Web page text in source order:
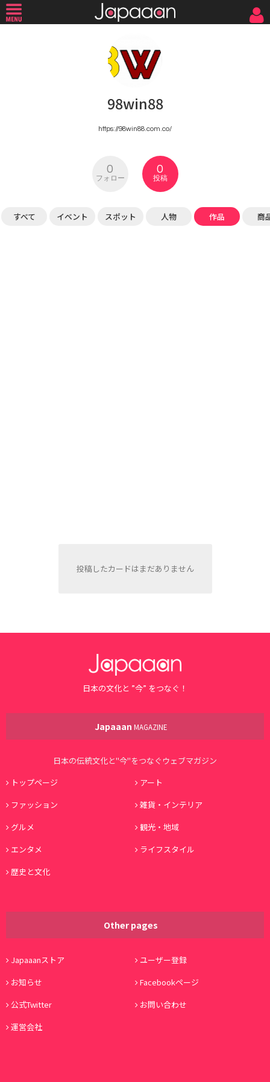
98win88
https://98win88.com.co/
0
フォロー
0
投稿
すべて イベント スポット 人物 作品 商
投稿したカードはまだありません
日本の文化と ”今” をつなぐ！
Japaaan MAGAZINE
日本の伝統文化と"今"をつなぐウェブマガジン
トップページ
アート
ファッション
雑貨・インテリア
グルメ
観光・地域
エンタメ
ライフスタイル
歴史と文化
Other pages
Japaaanストア
ユーザー登録
お知らせ
Facebookページ
公式Twitter
お問い合わせ
運営会社